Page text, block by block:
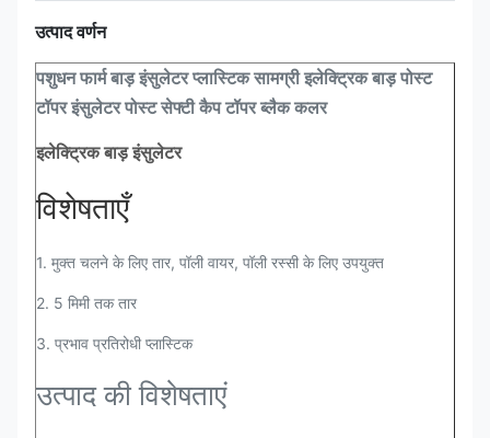
उत्पाद वर्णन
पशुधन फार्म बाड़ इंसुलेटर प्लास्टिक सामग्री इलेक्ट्रिक बाड़ पोस्ट
टॉपर इंसुलेटर पोस्ट सेफ्टी कैप टॉपर ब्लैक कलर
इलेक्ट्रिक बाड़ इंसुलेटर
विशेषताएँ
1. मुक्त चलने के लिए तार, पॉली वायर, पॉली रस्सी के लिए उपयुक्त
2. 5 मिमी तक तार
3. प्रभाव प्रतिरोधी प्लास्टिक
उत्पाद की विशेषताएं